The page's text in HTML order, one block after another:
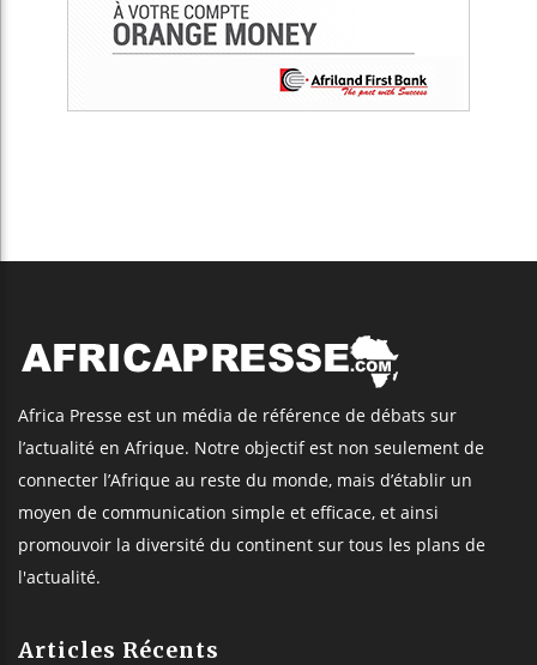
Africa Presse est un média de référence de débats sur
l’actualité en Afrique. Notre objectif est non seulement de
connecter l’Afrique au reste du monde, mais d’établir un
moyen de communication simple et efficace, et ainsi
promouvoir la diversité du continent sur tous les plans de
l'actualité.
Articles Récents